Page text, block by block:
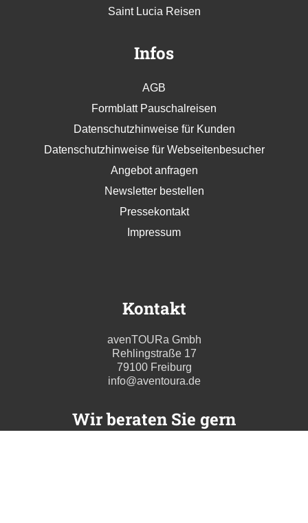
Saint Lucia Reisen
Infos
AGB
Formblatt Pauschalreisen
Datenschutzhinweise für Kunden
Datenschutzhinweise für Webseitenbesucher
Angebot anfragen
Newsletter bestellen
Pressekontakt
Impressum
Kontakt
avenTOURa Gmbh
Rehlingstraße 17
79100 Freiburg
info@aventoura.de
Wir beraten Sie gern